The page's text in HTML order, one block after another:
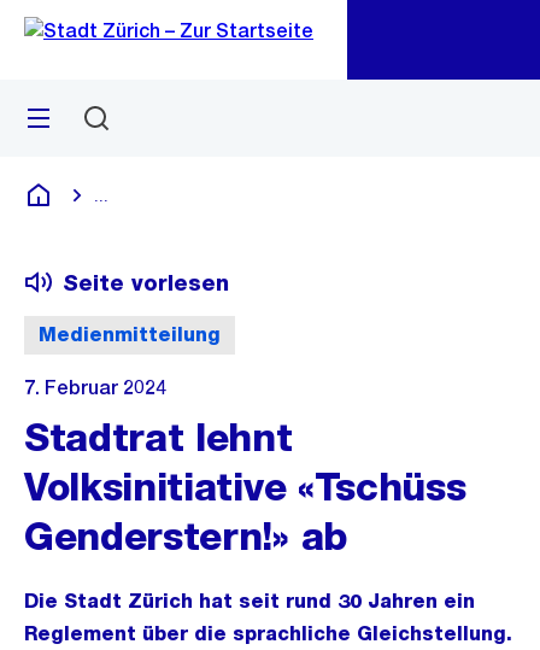
Navigation
Sprunglink
Menü
Deutsch
Medienmitteilung
Seite vorlesen
7. Februar 2024
Stadtrat lehnt
Volksinitiative «Tschüss
Genderstern!» ab
Die Stadt Zürich hat seit rund 30 Jahren ein
Reglement über die sprachliche Gleichstellung.